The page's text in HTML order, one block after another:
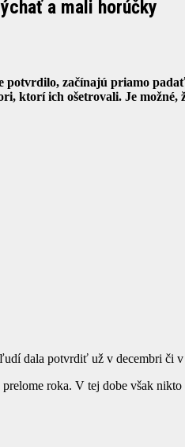
a mali horúčky
potvrdilo, začínajú priamo
ktorí ich ošetrovali. Je možné,
dala potvrdiť už v decembri či
roka. V tej dobe však nikto